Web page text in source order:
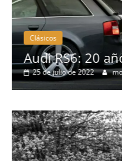
Clásicos
28 de junio de 2022